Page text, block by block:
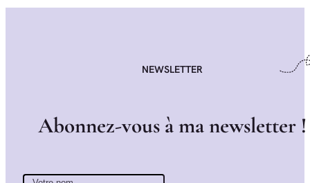
NEWSLETTER
Abonnez-vous àmanewsletter !